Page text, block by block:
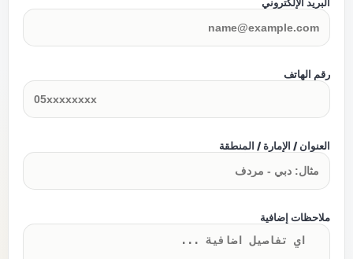
رقم الهاتف
العنوان / الإمارة / المنطقة
ملاحظات إضافية